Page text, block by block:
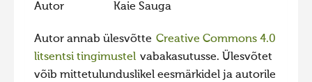
Autor Kaie Sauga
Autor annab ülesvõtte Creative Commons 4.0
litsentsi tingimustel vabakasutusse. Ülesvõtet
võib mittetulunduslikel eesmärkidel ja autorile